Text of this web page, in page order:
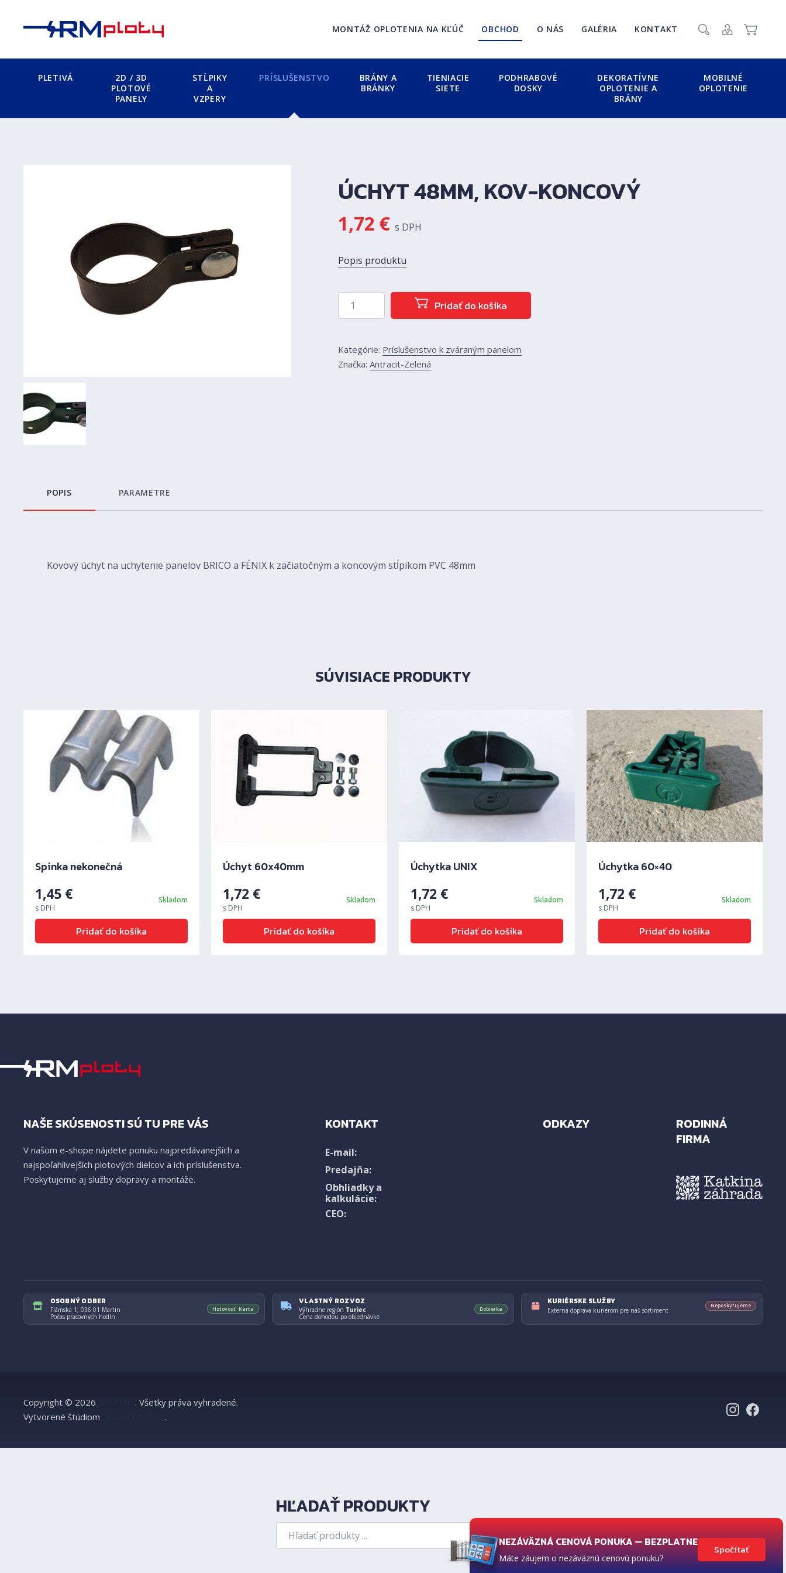
MONTÁŽ OPLOTENIA NA KĽÚČ OBCHOD O NÁS GALÉRIA KONTAKT VyhľadaťPrihlásenie /
Košík
PLETIVÁ
2D / 3D
PLOTOVÉ
PANELY
STĹPIKY
A
VZPERY
PRÍSLUŠENSTVO
BRÁNY A
BRÁNKY
TIENIACIE
SIETE
PODHRABOVÉ
DOSKY
DEKORATÍVNE
OPLOTENIE A
BRÁNY
MOBILNÉ
OPLOTENIE
ÚCHYT 48MM, KOV-KONCOVÝ
1,72 € s DPH
Popis produktu
množstvo Úchyt 48mm, kov-koncový
Pridať do košíka
Kategórie: Príslušenstvo k zváraným panelom
Značka: Antracit-Zelená
POPIS PARAMETRE
Kovový úchyt na uchytenie panelov BRICO a FÉNIX k začiatočným a koncovým stĺpikom PVC 48mm
SÚVISIACE PRODUKTY
Spinka nekonečná
1,45 €
s DPH
Skladom
Pridať do košíka
Úchyt 60x40mm
1,72 €
s DPH
Skladom
Pridať do košíka
Úchytka UNIX
1,72 €
s DPH
Skladom
Pridať do košíka
Úchytka 60×40
1,72 €
s DPH
Skladom
Pridať do košíka
NAŠE SKÚSENOSTI SÚ TU PRE VÁS
V našom e-shope nájdete ponuku najpredávanejších a
najspoľahlivejších plotových dielcov a ich príslušenstva.
Poskytujeme aj služby dopravy a montáže.
KONTAKT
E-mail:
Predajňa:
Obhliadky a
kalkulácie:
CEO:
ODKAZY
RODINNÁ
FIRMA
OSOBNÝ ODBER
Flámska 1, 036 01 Martin
Počas pracovných hodín
Hotovosť · Karta
VLASTNÝ ROZVOZ
Výhradne región Turiec
Cena dohodou po objednávke
Dobierka
KURIÉRSKE SLUŽBY
Externá doprava kuriérom pre náš sortiment
Neposkytujeme
Copyright © 2026 . Všetky práva vyhradené.
Vytvorené štúdiom
.
NEZÁVÄZNÁ CENOVÁ PONUKA — BEZPLATNE
Máte záujem o nezáväznú cenovú ponuku?
Spočítať
HĽADAŤ PRODUKTY
Hľadanie
Vyhľadávanie